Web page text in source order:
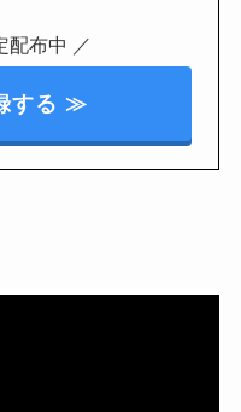
配布中 ／
する ≫